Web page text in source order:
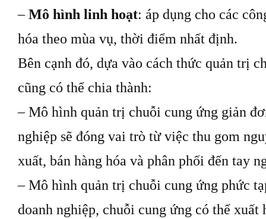
–Mô hình linh hoạt: áp dụng cho các
hóa theo mùa vụ, thời điểm nhất định.
Bên cạnh đó, dựa vào cách thức quản trị
cũng có thể chia thành:
– Mô hình quản trị chuỗi cung ứng giản
nghiệp sẽ đóng vai trò từ việc thu gom
xuất, bán hàng hóa và phân phối đến tay
– Mô hình quản trị chuỗi cung ứng phức
doanh nghiệp, chuỗi cung ứng có thể xuất